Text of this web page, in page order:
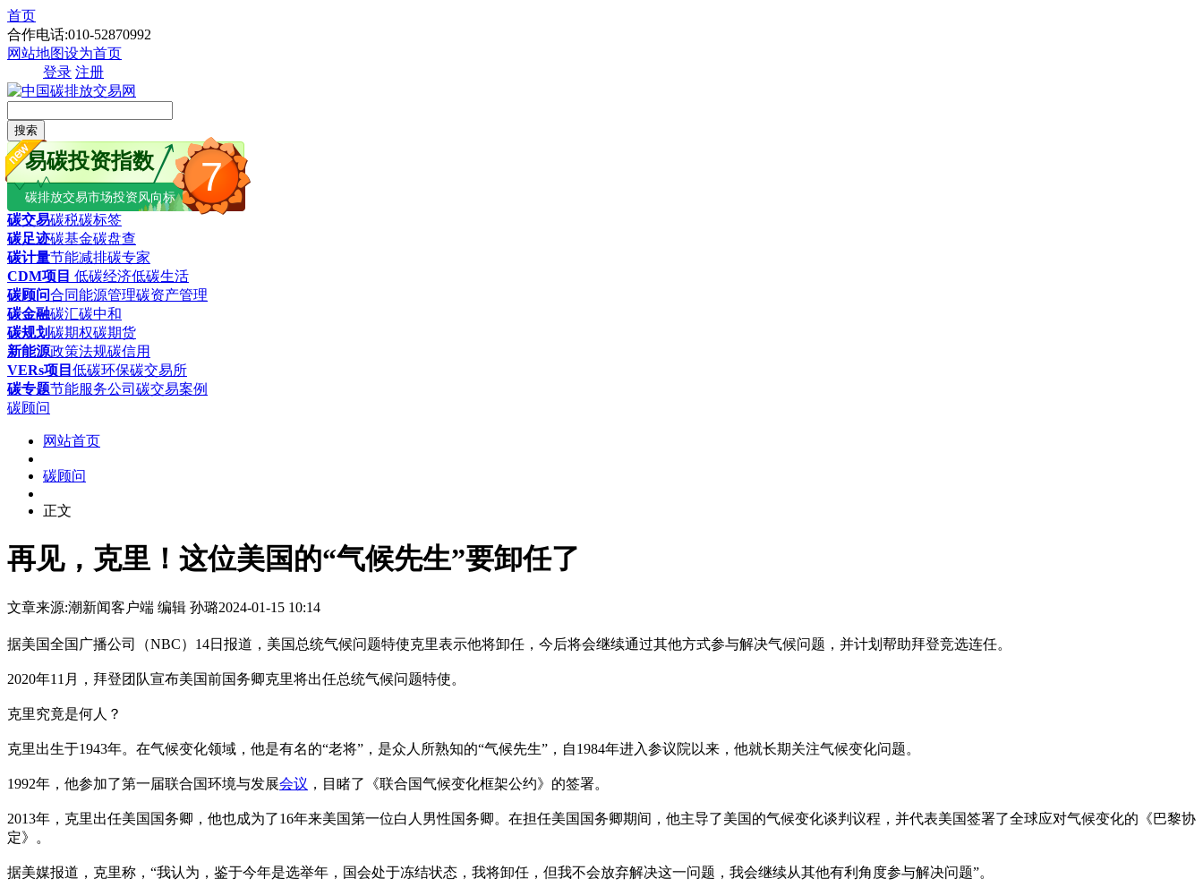
首页
合作电话:010-52870992
网站地图设为首页
登录 注册
搜索
7
易碳投资指数
碳排放交易市场投资风向标
碳交易碳税碳标签
碳足迹碳基金碳盘查
碳计量节能减排碳专家
CDM项目 低碳经济低碳生活
碳顾问合同能源管理碳资产管理
碳金融碳汇碳中和
碳规划碳期权碳期货
新能源政策法规碳信用
VERs项目 低碳环保碳交易所
碳专题节能服务公司 碳交易案例
碳顾问
网站首页
碳顾问
正文
再见，克里！这位美国的“气候先生”要卸任了
文章来源:潮新闻客户端 编辑 孙璐2024-01-15 10:14
据美国全国广播公司（NBC）14日报道，美国总统气候问题特使克里表示他将卸任，今后将会继续通过其他方式参与解决气候问题，并计划帮助拜登竞选连任。
2020年11月，拜登团队宣布美国前国务卿克里将出任总统气候问题特使。
克里究竟是何人？
克里出生于1943年。在气候变化领域，他是有名的“老将”，是众人所熟知的“气候先生”，自1984年进入参议院以来，他就长期关注气候变化问题。
1992年，他参加了第一届联合国环境与发展会议 ，目睹了《联合国气候变化框架公约》的签署。
2013年，克里出任美国国务卿，他也成为了16年来美国第一位白人男性国务卿。在担任美国国务卿期间，他主导了美国的气候变化谈判议程，并代表美国签署了全球应对气候变化的《巴黎协
定》。
据美媒报道，克里称，“我认为，鉴于今年是选举年，国会处于冻结状态，我将卸任，但我不会放弃解决这一问题，我会继续从其他有利角度参与解决问题”。